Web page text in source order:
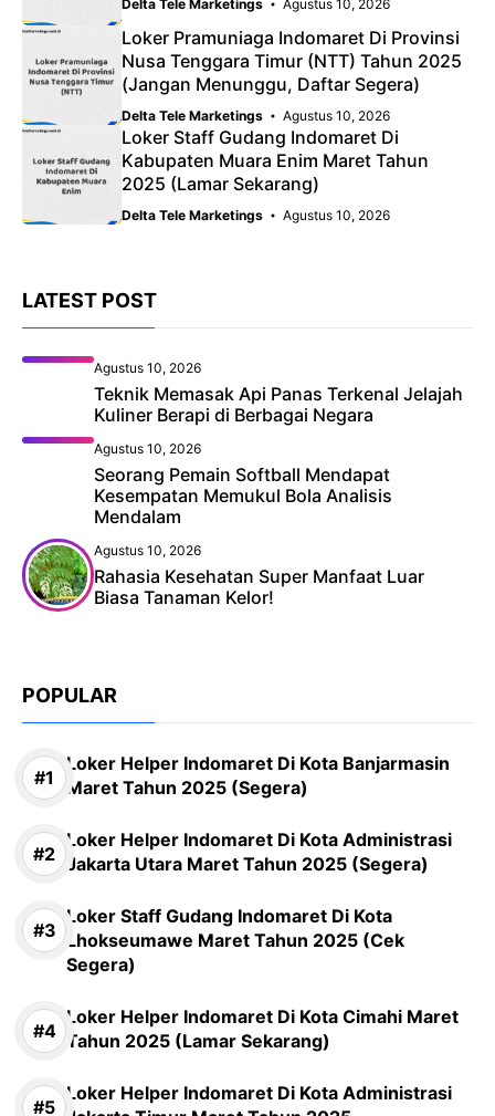
Delta Tele Marketings Agustus 10, 2026
Loker Pramuniaga Indomaret Di Provinsi
Nusa Tenggara Timur (NTT) Tahun 2025
(Jangan Menunggu, Daftar Segera)
Delta Tele Marketings Agustus 10, 2026
Loker Staff Gudang Indomaret Di
Kabupaten Muara Enim Maret Tahun
2025 (Lamar Sekarang)
Delta Tele Marketings Agustus 10, 2026
LATEST POST
Agustus 10, 2026
Teknik Memasak Api Panas Terkenal Jelajah
Kuliner Berapi di Berbagai Negara
Agustus 10, 2026
Seorang Pemain Softball Mendapat
Kesempatan Memukul Bola Analisis
Mendalam
Agustus 10, 2026
Rahasia Kesehatan Super Manfaat Luar
Biasa Tanaman Kelor!
POPULAR
Loker Helper Indomaret Di Kota Banjarmasin
Maret Tahun 2025 (Segera)
Loker Helper Indomaret Di Kota Administrasi
Jakarta Utara Maret Tahun 2025 (Segera)
Loker Staff Gudang Indomaret Di Kota
Lhokseumawe Maret Tahun 2025 (Cek
Segera)
Loker Helper Indomaret Di Kota Cimahi Maret
Tahun 2025 (Lamar Sekarang)
Loker Helper Indomaret Di Kota Administrasi